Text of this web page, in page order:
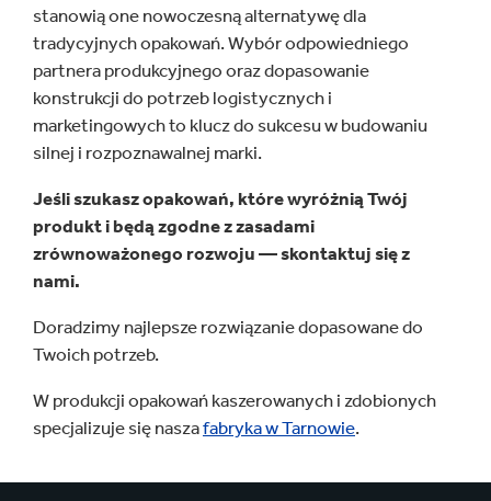
stanowią one nowoczesną alternatywę dla
tradycyjnych opakowań. Wybór odpowiedniego
partnera produkcyjnego oraz dopasowanie
konstrukcji do potrzeb logistycznych i
marketingowych to klucz do sukcesu w budowaniu
silnej i rozpoznawalnej marki.
Jeśli szukasz opakowań, które wyróżnią Twój
produkt i będą zgodne z zasadami
zrównoważonego rozwoju — skontaktuj się z
nami.
Doradzimy najlepsze rozwiązanie dopasowane do
Twoich potrzeb.
W produkcji opakowań kaszerowanych i zdobionych
specjalizuje się naszafabryka w Tarnowie.